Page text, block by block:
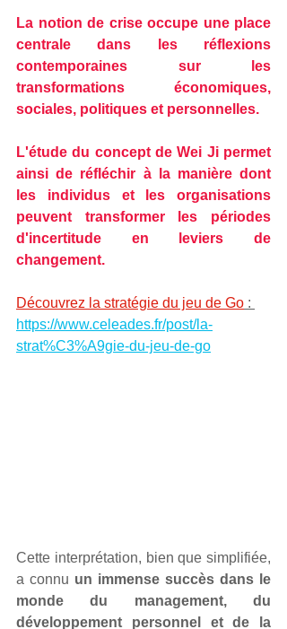
La notion de crise occupe une place
centrale dans les réflexions
contemporaines sur les
transformations économiques,
sociales, politiques et personnelles.
L'étude du concept de Wei Ji permet
ainsi de réfléchir à la manière dont
les individus et les organisations
peuvent transformer les périodes
d'incertitude en leviers de
changement.
Découvrez la stratégie du jeu de Go :
https://www.celeades.fr/post/la-
strat%C3%A9gie-du-jeu-de-go
Cette interprétation, bien que simplifiée,
a connu un immense succès dans le
monde du management, du
développement personnel et de la